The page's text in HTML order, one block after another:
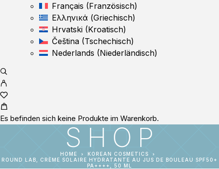
Français (Französisch)
Ελληνικά (Griechisch)
Hrvatski (Kroatisch)
Čeština (Tschechisch)
Nederlands (Niederländisch)
Es befinden sich keine Produkte im Warenkorb.
SHOP
HOME
KOREAN COSMETICS
ROUND LAB, CRÈME SOLAIRE HYDRATANTE AU JUS DE BOULEAU SPF50+
PA++++, 50 ML